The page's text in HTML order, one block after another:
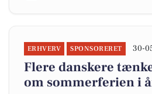
ERHVERV SPONSORERET 30-
Flere danskere
om sommerferien i